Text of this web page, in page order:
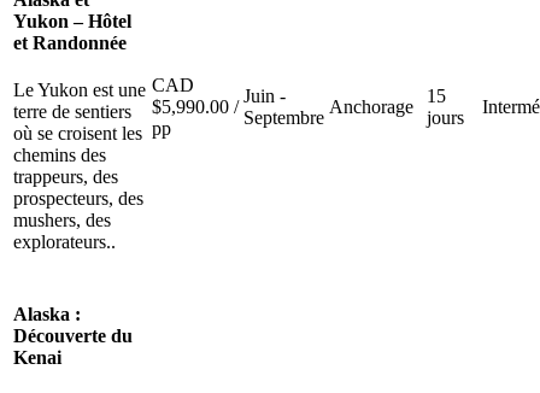
Yukon – Hôtel
et Randonnée
Le Yukon est une
terre de sentiers
où se croisent les
chemins des
trappeurs, des
prospecteurs, des
mushers, des
explorateurs..
CAD
$5,990.00 /
pp
Juin -
Septembre
Anchorage
15
jours
Alaska :
Découverte du
Kenai